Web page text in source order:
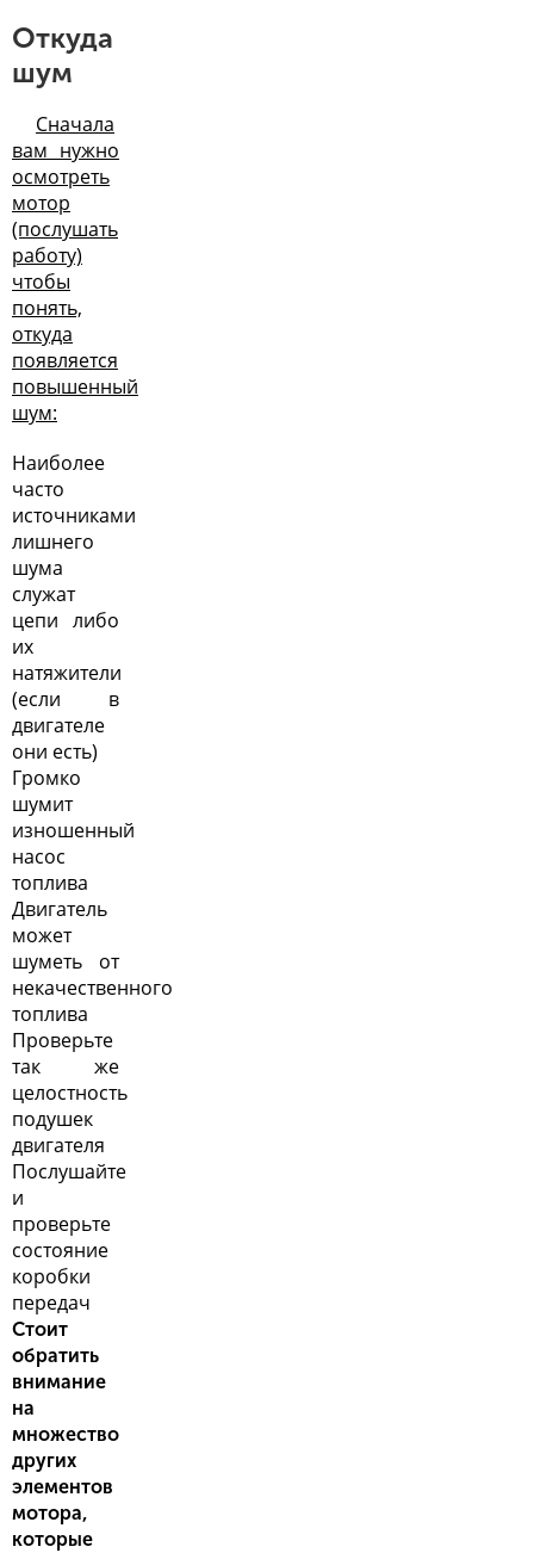
Откуда
шум
Сначала
вам нужно
осмотреть
мотор
(послушать
работу)
чтобы
понять,
откуда
появляется
повышенный
шум:
Наиболее
часто
источниками
лишнего
шума
служат
цепи либо
их
натяжители
(если в
двигателе
они есть)
Громко
шумит
изношенный
насос
топлива
Двигатель
может
шуметь от
некачественного
топлива
Проверьте
так же
целостность
подушек
двигателя
Послушайте
и
проверьте
состояние
коробки
передач
Стоит
обратить
внимание
на
множество
других
элементов
мотора,
которые